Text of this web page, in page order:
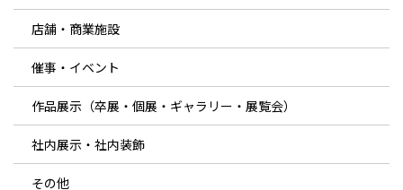
店舗・商業施設
催事・イベント
作品展示（卒展・個展・ギャラリー・展覧会）
社内展示・社内装飾
その他